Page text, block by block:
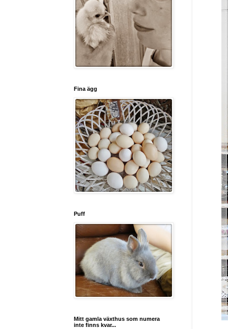
Fina ägg
Puff
Mitt gamla växthus som numera
inte finns kvar...